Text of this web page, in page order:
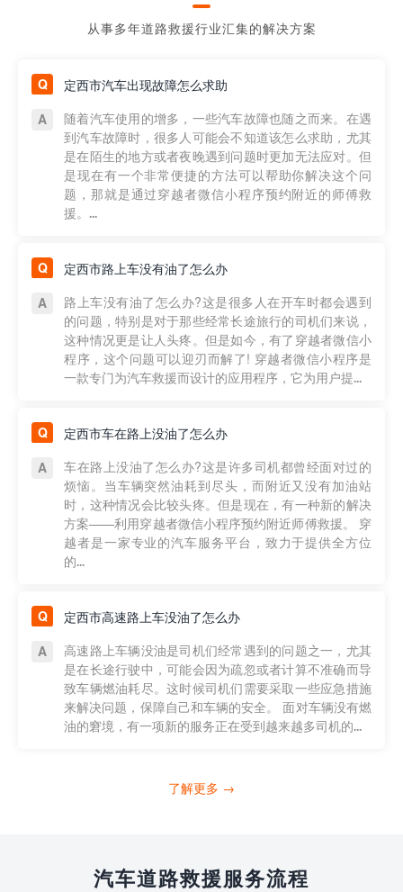
从事多年道路救援行业汇集的解决方案
定西市汽车出现故障怎么求助
随着汽车使用的增多，一些汽车故障也随之而来。在遇
到汽车故障时，很多人可能会不知道该怎么求助，尤其
是在陌生的地方或者夜晚遇到问题时更加无法应对。但
是现在有一个非常便捷的方法可以帮助你解决这个问
题，那就是通过穿越者微信小程序预约附近的师傅救
援。...
定西市路上车没有油了怎么办
路上车没有油了怎么办?这是很多人在开车时都会遇到
的问题，特别是对于那些经常长途旅行的司机们来说，
这种情况更是让人头疼。但是如今，有了穿越者微信小
程序，这个问题可以迎刃而解了! 穿越者微信小程序是
一款专门为汽车救援而设计的应用程序，它为用户提...
定西市车在路上没油了怎么办
车在路上没油了怎么办?这是许多司机都曾经面对过的
烦恼。当车辆突然油耗到尽头，而附近又没有加油站
时，这种情况会比较头疼。但是现在，有一种新的解决
方案——利用穿越者微信小程序预约附近师傅救援。 穿
越者是一家专业的汽车服务平台，致力于提供全方位
的...
定西市高速路上车没油了怎么办
高速路上车辆没油是司机们经常遇到的问题之一，尤其
是在长途行驶中，可能会因为疏忽或者计算不准确而导
致车辆燃油耗尽。这时候司机们需要采取一些应急措施
来解决问题，保障自己和车辆的安全。 面对车辆没有燃
油的窘境，有一项新的服务正在受到越来越多司机的...
了解更多 →
汽车道路救援服务流程